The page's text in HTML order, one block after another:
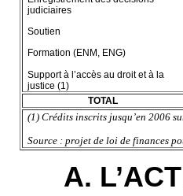
judiciaires
Soutien
Formation (ENM, ENG)
Support à l’accès au droit et à la
justice (1)
TOTAL
(1) Crédits inscrits jusqu’en 2006
Source : projet de loi de finances
A.